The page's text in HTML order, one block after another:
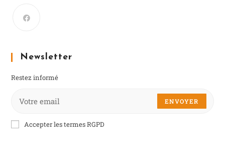
Newsletter
Restez informé
ENVOYER
Accepter les termes RGPD